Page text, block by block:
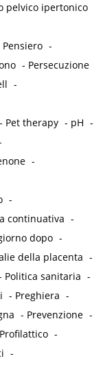
pelvico ipertonico
Pensiero -
- Persecuzione
-
- Pet therapy - pH -
-
-
continuativa -
dopo -
della placenta -
Politica sanitaria -
- Preghiera -
- Prevenzione -
Profilattico -
-